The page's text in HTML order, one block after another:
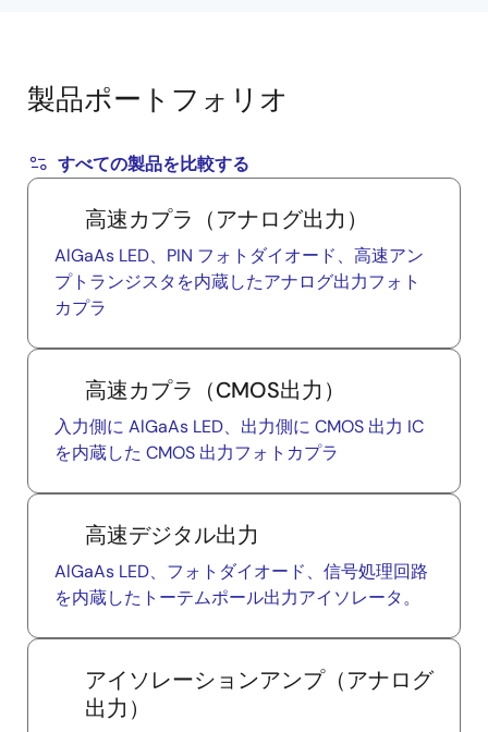
製品ポートフォリオ
すべての製品を比較する
高速カプラ（アナログ出力）
AlGaAs LED、PIN フォトダイオード、高速アン
プトランジスタを内蔵したアナログ出力フォト
カプラ
高速カプラ（CMOS出力）
入力側に AlGaAs LED、出力側に CMOS 出力 IC
を内蔵した CMOS 出力フォトカプラ
高速デジタル出力
AlGaAs LED、フォトダイオード、信号処理回路
を内蔵したトーテムポール出力アイソレータ。
アイソレーションアンプ（アナログ
出力）